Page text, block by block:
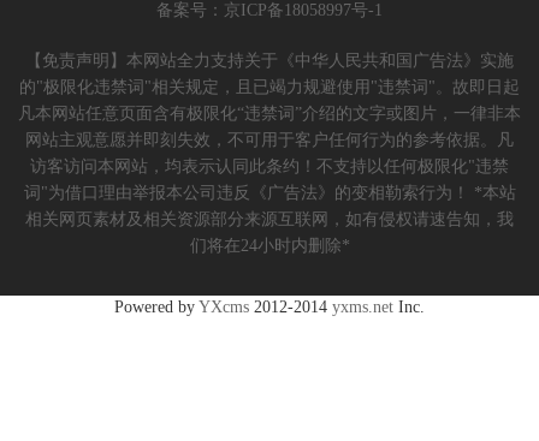
备案号： 京ICP备18058997号-1
【免责声明】本网站全力支持关于《中华人民共和国广告法》实施
的"极限化违禁词"相关规定，且已竭力规避使用"违禁词"。故即日起
凡本网站任意页面含有极限化“违禁词”介绍的文字或图片，一律非本
网站主观意愿并即刻失效，不可用于客户任何行为的参考依据。凡
访客访问本网站，均表示认同此条约！不支持以任何极限化"违禁
词"为借口理由举报本公司违反《广告法》的变相勒索行为！ *本站
相关网页素材及相关资源部分来源互联网，如有侵权请速告知，我
们将在24小时内删除*
Powered by YXcms 2012-2014 yxms.net Inc.